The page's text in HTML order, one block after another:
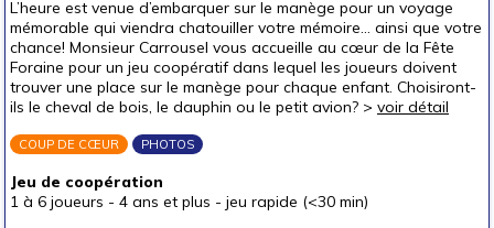
L’heure est venue d’embarquer sur le manège pour un voyage
mémorable qui viendra chatouiller votre mémoire… ainsi que votre
chance! Monsieur Carrousel vous accueille au cœur de la Fête
Foraine pour un jeu coopératif dans lequel les joueurs doivent
trouver une place sur le manège pour chaque enfant. Choisiront-
ils le cheval de bois, le dauphin ou le petit avion? > voir détail
COUP DE CŒUR PHOTOS
Jeu de coopération
1 à 6 joueurs - 4 ans et plus - jeu rapide (<30 min)